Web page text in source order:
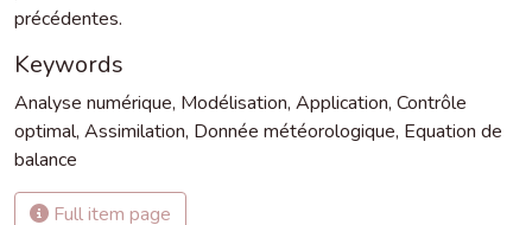
précédentes.
Keywords
Analyse numérique, Modélisation, Application, Contrôle
optimal, Assimilation, Donnée météorologique, Equation de
balance
Full item page